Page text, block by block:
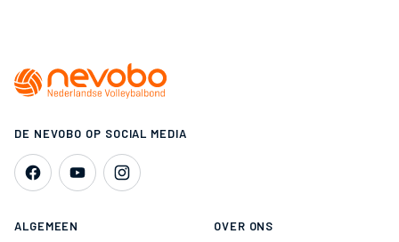
DE NEVOBO OP SOCIAL MEDIA
ALGEMEEN OVER ONS